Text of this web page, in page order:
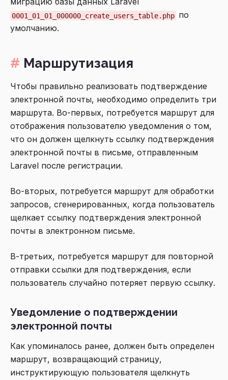
0001_01_01_000000_create_users_table.php по
умолчанию.
Маршрутизация
Чтобы правильно реализовать подтверждение
электронной почты, необходимо определить три
маршрута. Во-первых, потребуется маршрут для
отображения пользователю уведомления о том,
что он должен щелкнуть ссылку подтверждения
электронной почты в письме, отправленным
Laravel после регистрации.
Во-вторых, потребуется маршрут для обработки
запросов, сгенерированных, когда пользователь
щелкает ссылку подтверждения электронной
почты в электронном письме.
В-третьих, потребуется маршрут для повторной
отправки ссылки для подтверждения, если
пользователь случайно потеряет первую ссылку.
Уведомление о подтверждении
электронной почты
Как упоминалось ранее, должен быть определен
маршрут, возвращающий страницу,
инструктирующую пользователя щелкнуть